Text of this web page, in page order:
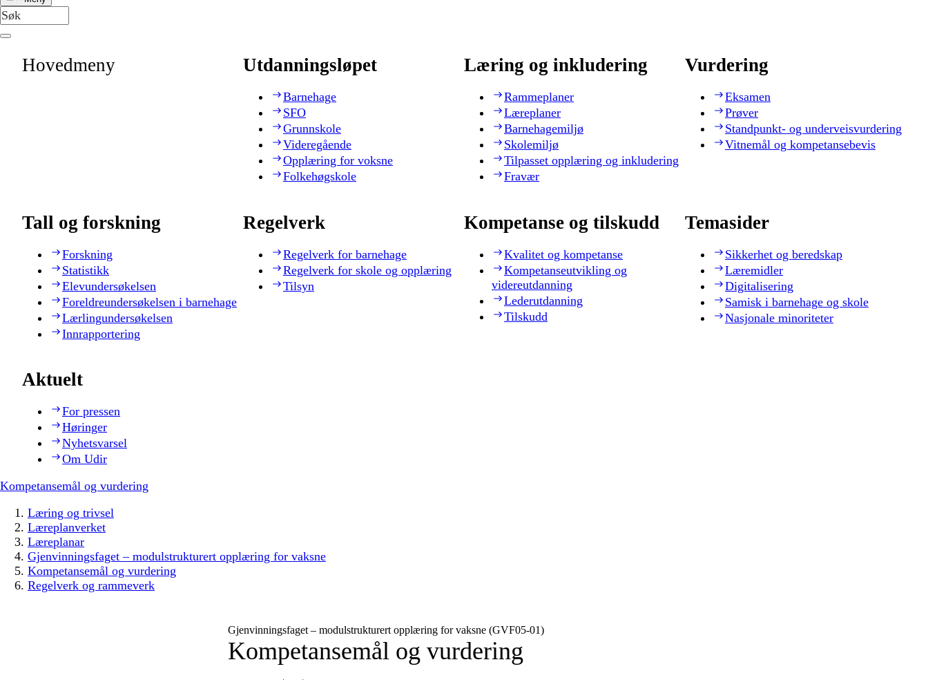
Hovedmeny Utdanningsløpet
Barnehage
SFO
Grunnskole
Videregående
Opplæring for voksne
Folkehøgskole
Læring og inkludering
Rammeplaner
Læreplaner
Barnehagemiljø
Skolemiljø
Tilpasset opplæring og inkludering
Fravær
Vurdering
Eksamen
Prøver
Standpunkt- og underveisvurdering
Vitnemål og kompetansebevis
Tall og forskning
Forskning
Statistikk
Elevundersøkelsen
Foreldreundersøkelsen i barnehage
Lærlingundersøkelsen
Innrapportering
Regelverk
Regelverk for barnehage
Regelverk for skole og opplæring
Tilsyn
Kompetanse og tilskudd
Kvalitet og kompetanse
Kompetanseutvikling og
videreutdanning
Lederutdanning
Tilskudd
Temasider
Sikkerhet og beredskap
Læremidler
Digitalisering
Samisk i barnehage og skole
Nasjonale minoriteter
Aktuelt
For pressen
Høringer
Nyhetsvarsel
Om Udir
Kompetansemål og vurdering
Læring og trivsel
Læreplanverket
Læreplanar
Gjenvinningsfaget – modulstrukturert opplæring for vaksne
Kompetansemål og vurdering
Regelverk og rammeverk
Gjenvinningsfaget – modulstrukturert opplæring for vaksne (GVF05‑01)
Kompetansemål og vurdering